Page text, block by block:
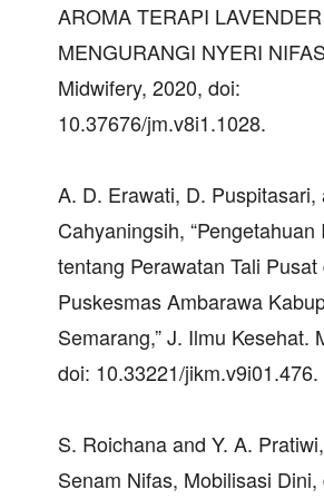
AROMA TERAPI LAVENDER
MENGURANGI NYERI
Midwifery, 2020, doi:
10.37676/jm.v8i1.1028.
A. D. Erawati, D. Puspitasari,
Cahyaningsih, “Pengetahuan
tentang Perawatan Tali
Puskesmas Ambarawa
Semarang,” J. Ilmu Kesehat.
doi: 10.33221/jikm.v9i01.476.
S. Roichana and Y. A.
Senam Nifas, Mobilisasi Dini,